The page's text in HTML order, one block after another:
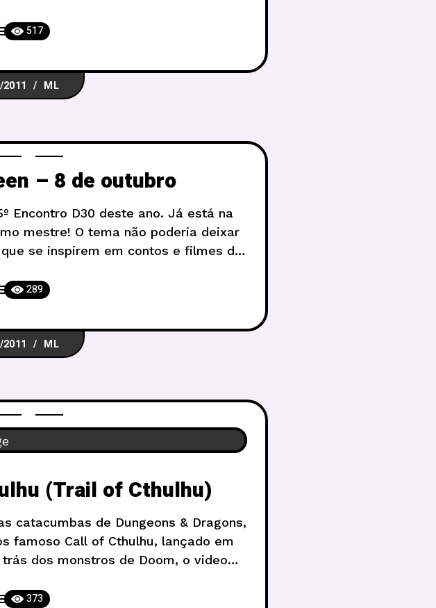
517
ML
– 8 de outubro
Encontro D30 deste ano. Já está na
mestre! O tema não poderia deixar
se inspirem em contos e filmes de
289
ML
(Trail of Cthulhu)
catacumbas de Dungeons & Dragons,
famoso Call of Cthulhu, lançado em
dos monstros de Doom, o video
373